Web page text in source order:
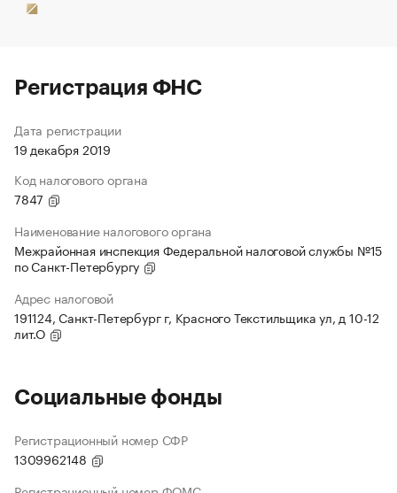
Регистрация ФНС
Дата регистрации
19 декабря 2019
Код налогового органа
7847
Наименование налогового органа
Межрайонная инспекция Федеральной налоговой службы №15
по Санкт-Петербургу
Адрес налоговой
191124, Санкт-Петербург г, Красного Текстильщика ул, д 10-12
лит.О
Социальные фонды
Регистрационный номер СФР
1309962148